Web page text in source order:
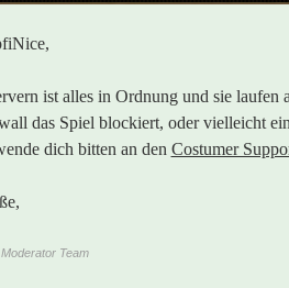
ist alles in Ordnung und sie
das Spiel blockiert, oder vielleicht
dich bitten an den Costumer
Team